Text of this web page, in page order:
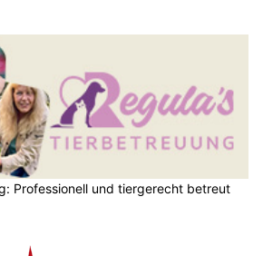
Professionell und tiergerecht betreut